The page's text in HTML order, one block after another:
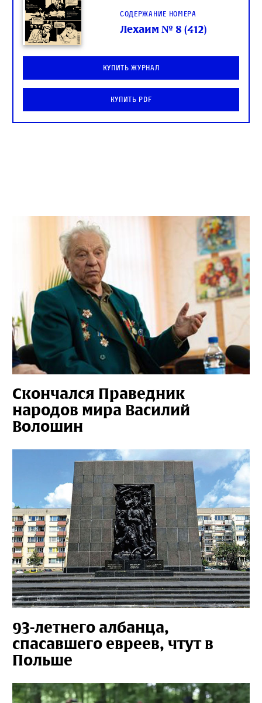
Содержание номера
Лехаим № 8 (412)
Купить журнал
Купить PDF
Скончался Праведник
народов мира Василий
Волошин
93-летнего албанца,
спасавшего евреев, чтут в
Польше